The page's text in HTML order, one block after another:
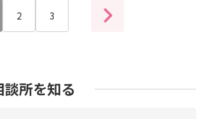
2 3
談所を知る